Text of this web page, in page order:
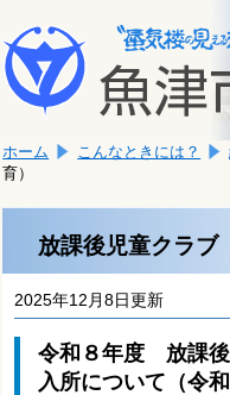
文
へ
移
ま
す。
こ
か
文
で
す。
ホーム こんなときには？
育）
放課後児童クラブ
2025年12月8日更新
令和８年度 放課後
入所について（令